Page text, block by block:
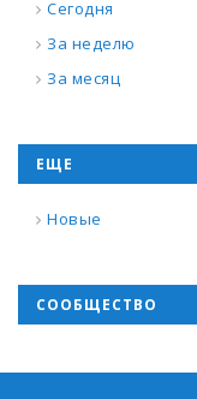
Сегодня
За неделю
За месяц
ЕЩЕ
Новые
СООБЩЕСТВО